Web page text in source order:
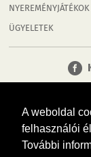
A weboldal
felhasználói
További
NYEREMÉNYJÁTÉKOK
ÜGYELETEK
Tudj meg